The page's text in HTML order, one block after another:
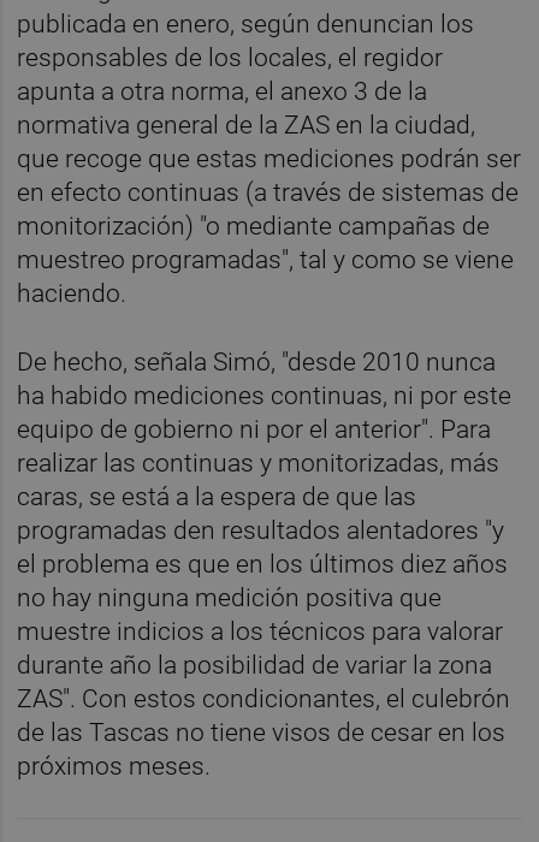
publicada en enero, según denuncian los
responsables de los locales, el regidor
apunta a otra norma, el anexo 3 de la
normativa general de la ZAS en la ciudad,
que recoge que estas mediciones podrán ser
en efecto continuas (a través de sistemas de
monitorización) "o mediante campañas de
muestreo programadas", tal y como se viene
haciendo.
De hecho, señala Simó, "desde 2010 nunca
ha habido mediciones continuas, ni por este
equipo de gobierno ni por el anterior". Para
realizar las continuas y monitorizadas, más
caras, se está a la espera de que las
programadas den resultados alentadores "y
el problema es que en los últimos diez años
no hay ninguna medición positiva que
muestre indicios a los técnicos para valorar
durante año la posibilidad de variar la zona
ZAS". Con estos condicionantes, el culebrón
de las Tascas no tiene visos de cesar en los
próximos meses.